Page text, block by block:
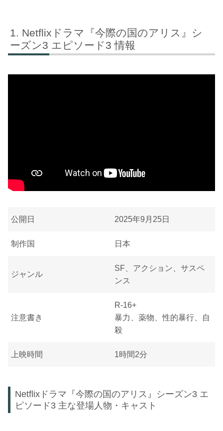
Netflixドラマ『今際の国のアリス』シ
ーズン3 エピソード3 情報
公開日 2025年9月25日
制作国 日本
ジャンル
SF、アクション、サスペ
ンス
注意書き
R-16+
暴力、薬物、性的暴行、自
殺
上映時間 1時間2分
Netflixドラマ『今際の国のアリス』シーズン3 エ
ピソード3 主な登場人物・キャスト